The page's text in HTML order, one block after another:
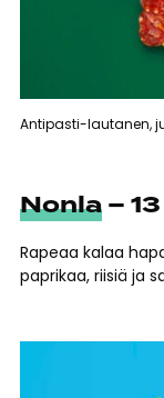
Antipasti-lautanen,
Nonla –
Rapeaa kalaa
paprikaa, riisiä ja